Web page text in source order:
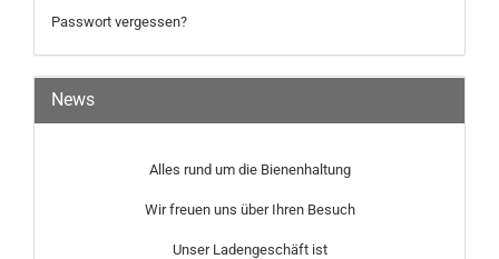
Passwort vergessen?
News
Alles rund um die Bienenhaltung
Wir freuen uns über Ihren Besuch
Unser Ladengeschäft ist